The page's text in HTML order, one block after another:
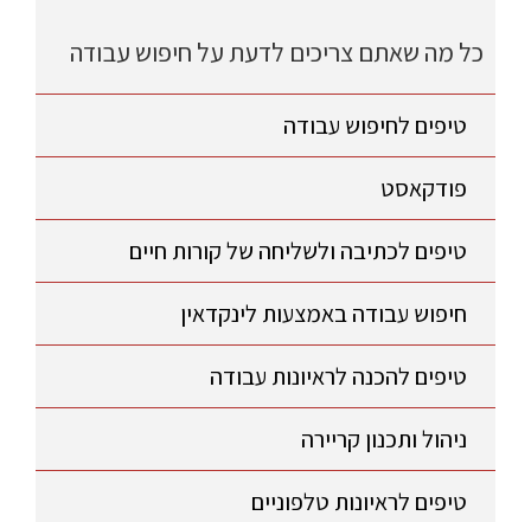
כל מה שאתם צריכים לדעת על חיפוש עבודה
טיפים לחיפוש עבודה
פודקאסט
טיפים לכתיבה ולשליחה של קורות חיים
חיפוש עבודה באמצעות לינקדאין
טיפים להכנה לראיונות עבודה
ניהול ותכנון קריירה
טיפים לראיונות טלפוניים